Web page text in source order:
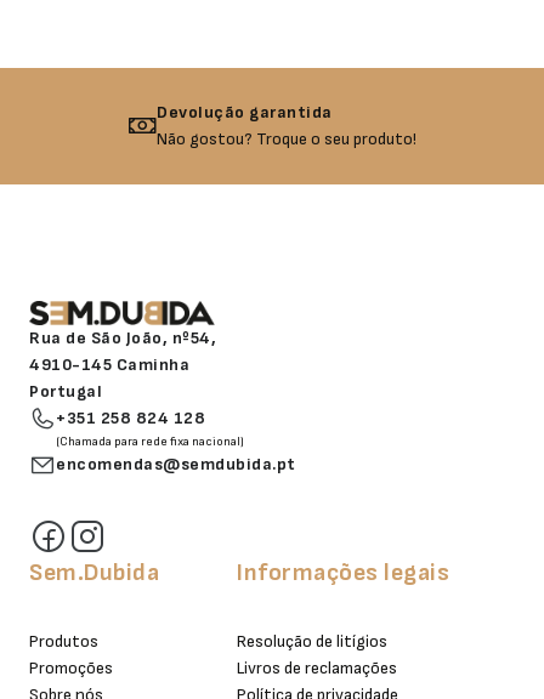
Devolução garantida
Não gostou? Troque o seu produto!
Rua de São João, nº54,
4910-145 Caminha
Portugal
+351 258 824 128
(Chamada para rede fixa nacional)
encomendas@semdubida.pt
Sem.Dubida
Produtos
Promoções
Sobre nós
Informações legais
Resolução de litígios
Livros de reclamações
Política de privacidade